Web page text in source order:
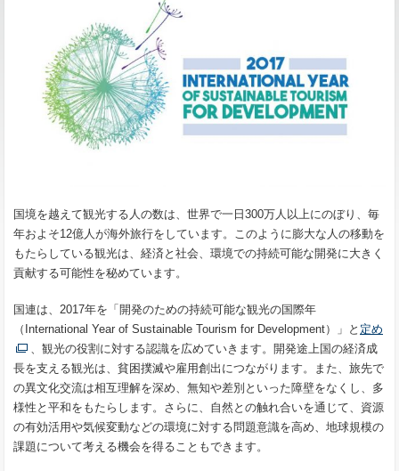
国境を越えて観光する人の数は、世界で一日300万人以上にのぼり、毎
年およそ12億人が海外旅行をしています。このように膨大な人の移動を
もたらしている観光は、経済と社会、環境での持続可能な開発に大きく
貢献する可能性を秘めています。
国連は、2017年を「開発のための持続可能な観光の国際年
（International Year of Sustainable Tourism for Development）」と 定め
、観光の役割に対する認識を広めていきます。開発途上国の経済成
長を支える観光は、貧困撲滅や雇用創出につながります。また、旅先で
の異文化交流は相互理解を深め、無知や差別といった障壁をなくし、多
様性と平和をもたらします。さらに、自然との触れ合いを通じて、資源
の有効活用や気候変動などの環境に対する問題意識を高め、地球規模の
課題について考える機会を得ることもできます。